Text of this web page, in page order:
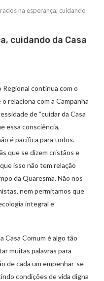
na esperança, cuidando
cuidando da Casa
continua com o
relaciona com a Campanha
de “cuidar da Casa
essa consciência,
é pacífica para todos.
que se dizem cristãos e
isso não tem relação
da Quaresma. Não nos
nem permitamos que
integral e
Casa Comum é algo tão
muitas palavras para
de cada um empenhar-se
condições de vida digna